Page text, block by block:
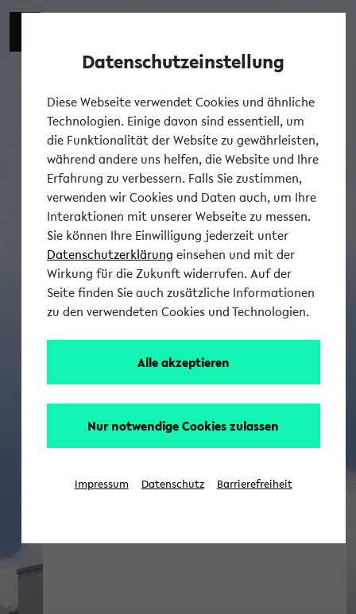
Datenschutzeinstellung
Diese Webseite verwendet Cookies und ähnliche
Technologien. Einige davon sind essentiell, um
die Funktionalität der Website zu gewährleisten,
während andere uns helfen, die Website und Ihre
Erfahrung zu verbessern. Falls Sie zustimmen,
verwenden wir Cookies und Daten auch, um Ihre
Interaktionen mit unserer Webseite zu messen.
Sie können Ihre Einwilligung jederzeit unter
Datenschutzerklärung einsehen und mit der
Wirkung für die Zukunft widerrufen. Auf der
Seite finden Sie auch zusätzliche Informationen
zu den verwendeten Cookies und Technologien.
Alle akzeptieren
Nur notwendige Cookies zulassen
Impressum Datenschutz Barrierefreiheit